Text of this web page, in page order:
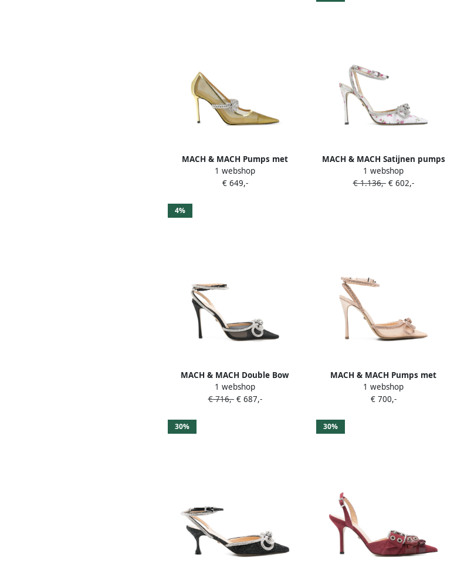
MACH & MACH Pumps met
bloemdetail en puntige neus
Goud
1 webshop
€ 649,-
MACH & MACH Satijnen pumps
verfraaid met bloemen Wit
1 webshop
€ 1.136,-€ 602,-
4%
MACH & MACH Double Bow
pumps met enkelbandje en hak
Zwart
1 webshop
€ 716,-€ 687,-
MACH & MACH Pumps met
dubbele strik en hak Beige
1 webshop
€ 700,-
30% 30%